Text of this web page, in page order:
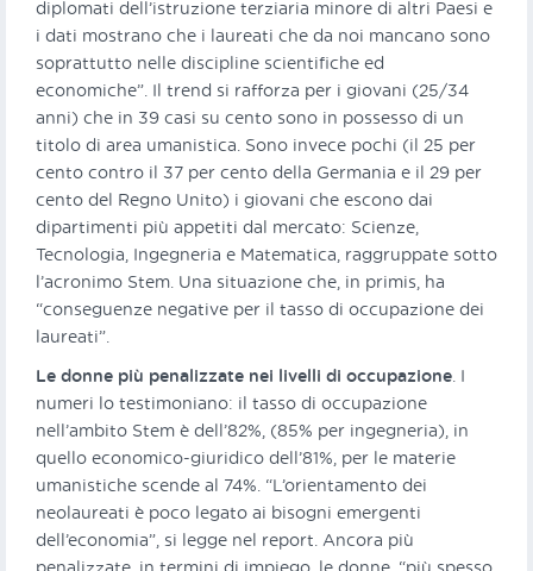
diplomati dell’istruzione terziaria minore di altri Paesi e
i dati mostrano che i laureati che da noi mancano sono
soprattutto nelle discipline scientifiche ed
economiche”. Il trend si rafforza per i giovani (25/34
anni) che in 39 casi su cento sono in possesso di un
titolo di area umanistica. Sono invece pochi (il 25 per
cento contro il 37 per cento della Germania e il 29 per
cento del Regno Unito) i giovani che escono dai
dipartimenti più appetiti dal mercato: Scienze,
Tecnologia, Ingegneria e Matematica, raggruppate sotto
l’acronimo Stem. Una situazione che, in primis, ha
“conseguenze negative per il tasso di occupazione dei
laureati”.
Le donne più penalizzate nei livelli di occupazione. I
numeri lo testimoniano: il tasso di occupazione
nell’ambito Stem è dell’82%, (85% per ingegneria), in
quello economico-giuridico dell’81%, per le materie
umanistiche scende al 74%. “L’orientamento dei
neolaureati è poco legato ai bisogni emergenti
dell’economia”, si legge nel report. Ancora più